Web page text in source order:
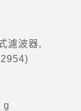
濾波器,
g